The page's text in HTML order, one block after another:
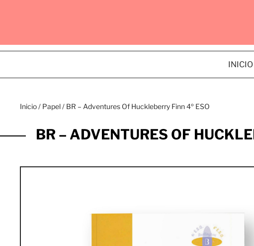
INICIO
Inicio/ Papel/ BR – Adventures Of Huckleberry Finn 4º ESO
BR – ADVENTURES OF